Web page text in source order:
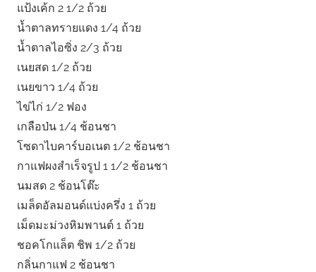
แป้งเค้ก 2 1/2 ถ้วย
น้ำตาลทรายแดง 1/4 ถ้วย
น้ำตาลไอซิ่ง 2/3 ถ้วย
เนยสด 1/2 ถ้วย
เนยขาว 1/4 ถ้วย
ไข่ไก่ 1/2 ฟอง
เกลือป่น 1/4 ช้อนชา
โซดาไบคาร์บอเนต 1/2 ช้อนชา
กาแฟผงสำเร็จรูป 1 1/2 ช้อนชา
นมสด 2 ช้อนโต๊ะ
เมล็ดอัลมอนด์แบ่งครึ่ง 1 ถ้วย
เม็ดมะม่วงหิมพานต์ 1 ถ้วย
ชอคโกแล็ต ชิพ 1/2 ถ้วย
กลิ่นกาแฟ 2 ช้อนชา